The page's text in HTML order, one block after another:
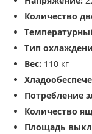
Количество
Тип
Вес: 110 кг
Потребление
Количество
Площадь